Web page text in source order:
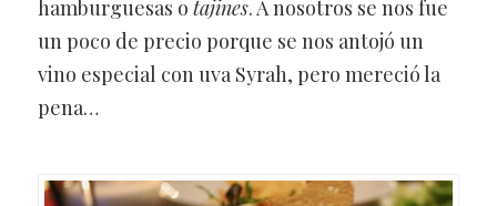
hamburguesas o tajines. A nosotros se nos fue
un poco de precio porque se nos antojó un
vino especial con uva Syrah, pero mereció la
pena…